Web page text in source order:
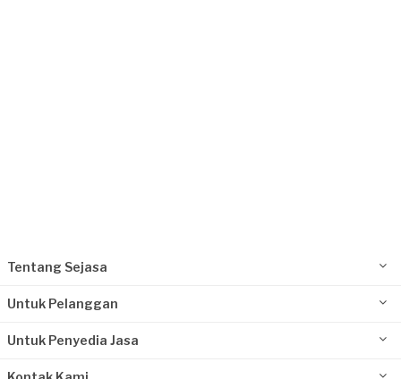
Tentang Sejasa
Untuk Pelanggan
Untuk Penyedia Jasa